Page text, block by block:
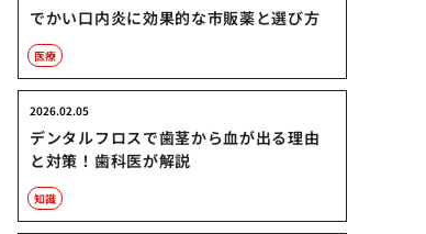
でかい口内炎に効果的な市販薬と選び方
医療
デンタルフロスで歯茎から血が出る理由
と対策！歯科医が解説
2026.02.05
知識